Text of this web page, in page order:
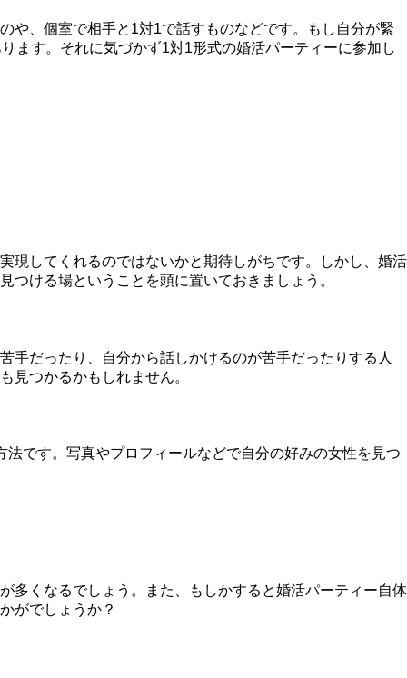
や、個室で相手と1対1で話すものなどです。もし自分が緊
ます。それに気づかず1対1形式の婚活パーティーに参加し
してくれるのではないかと期待しがちです。しかし、 婚活
つける場ということを頭に置いておきましょう。
手だったり、自分から話しかけるのが苦手だったりする人
見つかるかもしれません。
法です。写真やプロフィールなどで自分の好みの女性を見つ
多くなるでしょう。
また、もしかすると婚活パーティー自体
がでしょうか？